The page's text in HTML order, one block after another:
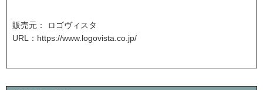
販売元： ロゴヴィスタ
URL： https://www.logovista.co.jp/